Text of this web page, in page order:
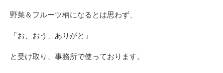
野菜＆フルーツ柄になるとは思わず、
「お、おう、ありがと」
と受け取り、事務所で使っております。